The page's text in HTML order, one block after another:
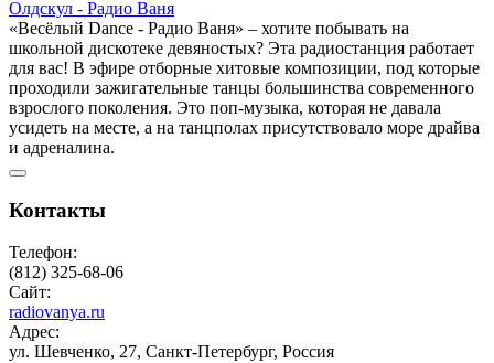
Олдскул - Радио Ваня
«Весёлый Dance - Радио Ваня» – хотите побывать на
школьной дискотеке девяностых? Эта радиостанция работает
для вас! В эфире отборные хитовые композиции, под которые
проходили зажигательные танцы большинства современного
взрослого поколения. Это поп-музыка, которая не давала
усидеть на месте, а на танцполах присутствовало море драйва
и адреналина.
Контакты
Телефон:
(812) 325-68-06
Сайт:
radiovanya.ru
Адрес:
ул. Шевченко, 27, Санкт-Петербург, Россия